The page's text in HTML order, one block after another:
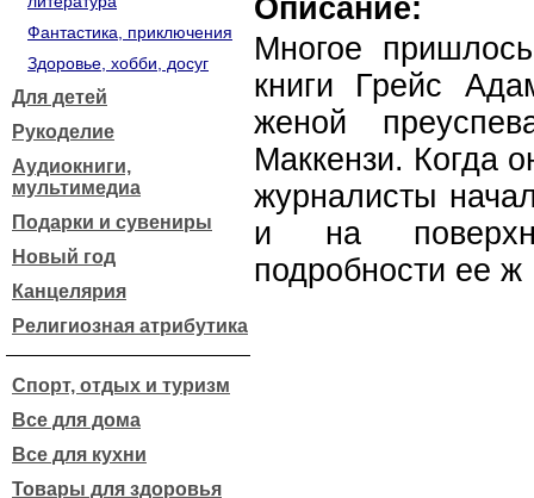
Фантастика, приключения
Здоровье, хобби, досуг
Для детей
Рукоделие
Аудиокниги,
мультимедиа
Подарки и сувениры
Новый год
Канцелярия
Религиозная атрибутика
Спорт, отдых и туризм
Все для дома
Все для кухни
Товары для здоровья
Описание:
Многое
книги Грейс
женой
Маккензи. Когда
журналисты
и на
подробности ее ж